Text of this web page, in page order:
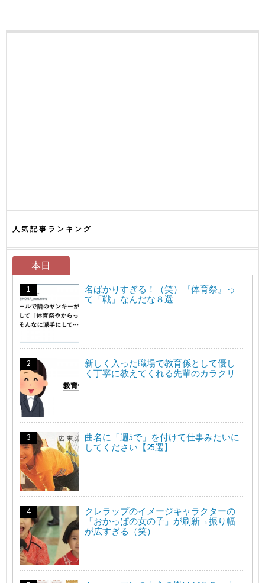
人気記事ランキング
本日
名ばかりすぎる！（笑）『体育祭』っ
て「戦」なんだな８選
新しく入った職場で教育係として優し
く丁寧に教えてくれる先輩のカラクリ
曲名に「週5で」を付けて仕事みたいに
してください【25選】
クレラップのイメージキャラクターの
「おかっぱの女の子」が刷新→振り幅
が広すぎる（笑）